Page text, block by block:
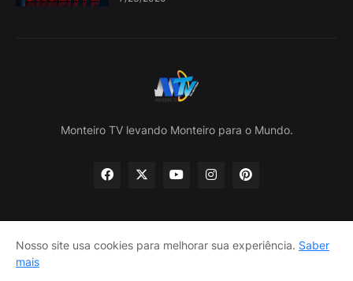
Monteiro TV levando Monteiro para o Mundo.
Home Sobre nós
política de Privacidade
Nosso site usa cookies para melhorar sua experiência. Saber
mais